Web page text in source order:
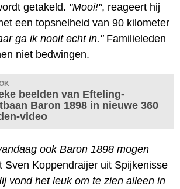
getakeld. "Mooi!", reageert hij
een topsnelheid van 90 kilometer
ga ik nooit echt in."Familieleden
niet bedwingen.
beelden van Efteling-
Baron 1898 in nieuwe 360
video
ook Baron 1898 mogen
Sven Koppendraijer uit Spijkenisse
vond het leuk om te zien alleen in